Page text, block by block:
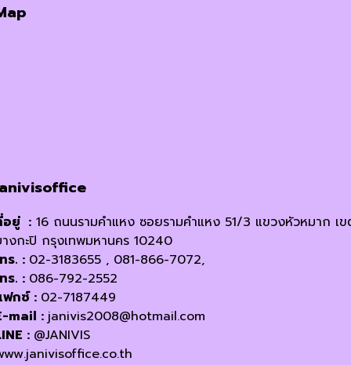
อยู่ : 16 ถนนรามคำแหง ซอยรามคำแหง 51/3 แขวงหัวหมาก เ
งกะปิ กรุงเทพมหานคร 10240
ร. : 02-3183655 , 081-866-7072,
ร. : 086-792-2552
กซ์ : 02-7187449
mail : janivis2008@hotmail.com
: @JANIVIS